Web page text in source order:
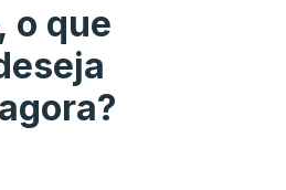
o que